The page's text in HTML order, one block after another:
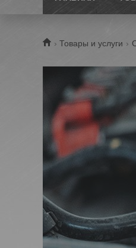
Товары и услуги